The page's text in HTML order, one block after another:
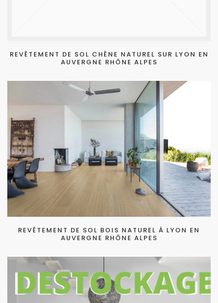
REVÊTEMENT DE SOL CHÊNE NATUREL SUR LYON EN
AUVERGNE RHÔNE ALPES
REVÊTEMENT DE SOL BOIS NATUREL À LYON EN
AUVERGNE RHÔNE ALPES